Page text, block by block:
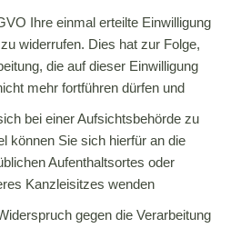
Ihre einmal erteilte Einwilligung
widerrufen. Dies hat zur Folge,
die auf dieser Einwilligung
mehr fortführen dürfen und
bei einer Aufsichtsbehörde zu
können Sie sich hierfür an die
Aufenthaltsortes oder
Kanzleisitzes wenden
gegen die Verarbeitung